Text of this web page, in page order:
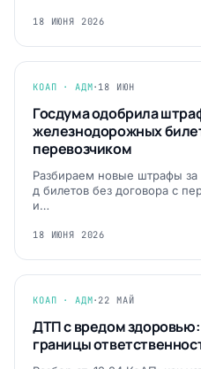
18 ИЮНЯ 2026
КОАП · АДМ· 18 ИЮН
Госдума одобрила
железнодорожных
перевозчиком
Разбираем новые штрафы
д билетов без договора с
и…
18 ИЮНЯ 2026
КОАП · АДМ· 22 МАЙ
ДТП с вредом
границы